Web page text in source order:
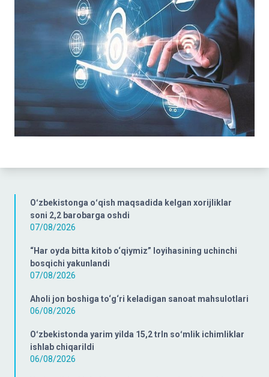
Oʻzbekistonga oʻqish maqsadida kelgan xorijliklar
soni 2,2 barobarga oshdi
07/08/2026
“Har oyda bitta kitob o‘qiymiz” loyihasining uchinchi
bosqichi yakunlandi
07/08/2026
Aholi jon boshiga to‘g‘ri keladigan sanoat mahsulotlari
06/08/2026
Oʻzbekistonda yarim yilda 15,2 trln soʻmlik ichimliklar
ishlab chiqarildi
06/08/2026